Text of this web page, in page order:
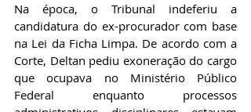
Na época, o Tribunal indeferiu a
candidatura do ex-procurador com base
na Lei da Ficha Limpa. De acordo com a
Corte, Deltan pediu exoneração do cargo
que ocupava no Ministério Público
Federal enquanto processos